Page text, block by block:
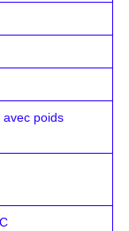
avec poids